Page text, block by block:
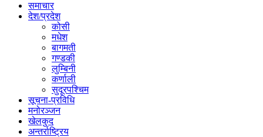
समाचार
देश/प्रदेश
कोसी
मधेश
बागमती
गण्डकी
लुम्बिनी
कर्णाली
सुदूरपश्चिम
सूचना-प्रविधि
मनोरञ्जन
खेलकुद
अन्तर्राष्ट्रिय